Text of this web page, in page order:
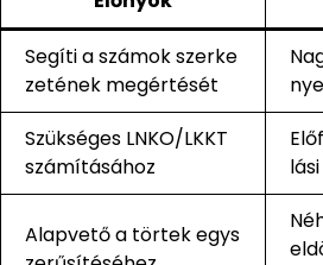
Segíti a számok szerke
zetének megértését
Szükséges LNKO/LKKT
számításához
Alapvető a törtek egys